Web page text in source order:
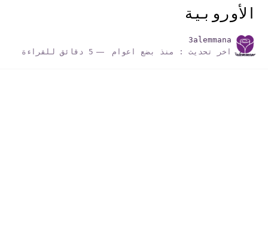
الأوروبية
3alemmana
اخر تحديث :
منذ بضع اعوام 5 دقائق للقراءة